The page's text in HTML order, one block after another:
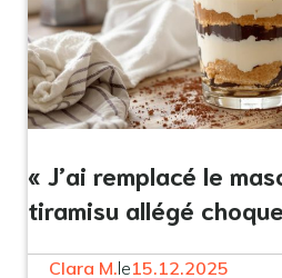
« J’ai remplacé le
tiramisu allégé
Clara M.le15.12.2025